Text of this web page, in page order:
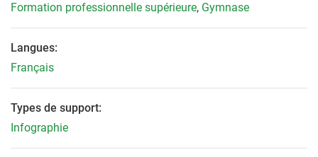
Formation professionnelle supérieure, Gymnase
Langues:
Français
Types de support:
Infographie